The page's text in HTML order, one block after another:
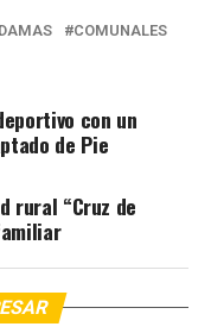
COMUNALES
con un
de Pie
rural “Cruz de